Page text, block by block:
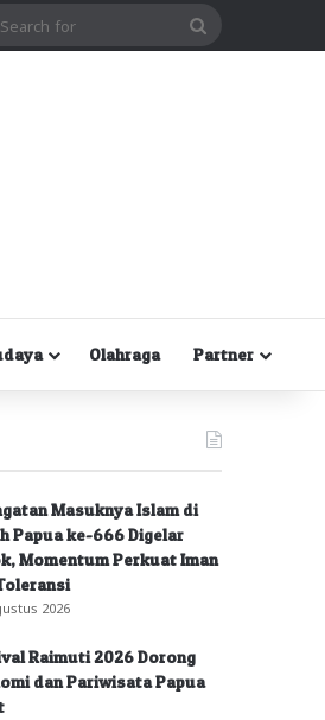
Article
Olahraga Partner
Masuknya Islam di
Papua ke-666 Digelar
Momentum Perkuat Iman
2026
Raimuti 2026 Dorong
dan Pariwisata Papua